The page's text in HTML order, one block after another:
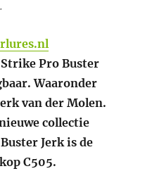
Pro Buster
Waaronder
van der Molen.
collectie
Jerk is de
C505.